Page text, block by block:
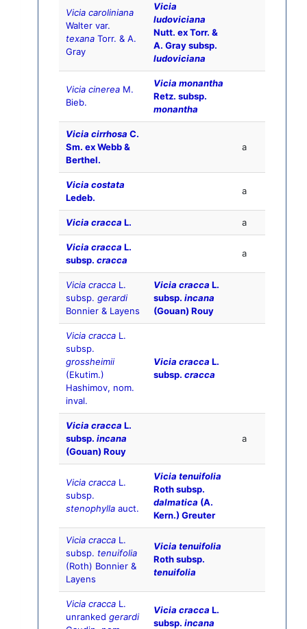
Vicia caroliniana
Walter var.
texana Torr. & A.
Gray
Vicia
ludoviciana
Nutt. ex Torr. &
A. Gray subsp.
ludoviciana
Vicia cinerea M.
Bieb.
Vicia monantha
Retz. subsp.
monantha
Vicia cirrhosa C.
Sm. ex Webb &
Berthel.
a
Vicia costata
Ledeb.
a
Vicia cracca L. a
Vicia cracca L.
subsp. cracca
a
Vicia cracca L.
subsp. gerardi
Bonnier & Layens
Vicia cracca L.
subsp. incana
(Gouan) Rouy
Vicia cracca L.
subsp.
grossheimii
(Ekutim.)
Hashimov, nom.
inval.
Vicia cracca L.
subsp. cracca
Vicia cracca L.
subsp. incana
(Gouan) Rouy
a
Vicia cracca L.
subsp.
stenophylla auct.
Vicia tenuifolia
Roth subsp.
dalmatica (A.
Kern.) Greuter
Vicia cracca L.
subsp. tenuifolia
(Roth) Bonnier &
Layens
Vicia tenuifolia
Roth subsp.
tenuifolia
Vicia cracca L.
unranked gerardi
Vicia cracca L.
subsp. incana